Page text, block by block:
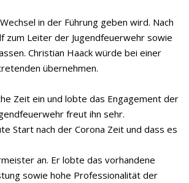
in der Führung geben wird. Nach
zum Leiter der Jugendfeuerwehr sowie
Christian Haack würde bei einer
übernehmen.
Zeit ein und lobte das Engagement der
freut ihn sehr.
Start nach der Corona Zeit und dass es
an. Er lobte das vorhandene
sowie hohe Professionalität der